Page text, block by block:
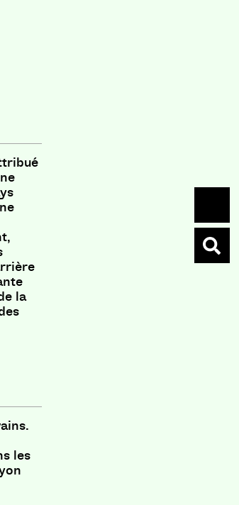
la
les